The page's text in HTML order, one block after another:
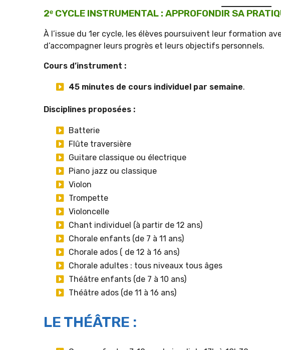
2ᵉ CYCLE INSTRUMENTAL : APPROFONDIR SA
À l’issue du 1er cycle, les élèves poursuivent leur formation
d’accompagner leurs progrès et leurs objectifs personnels.
Cours d’instrument :
45 minutes de cours individuel par semaine.
Disciplines proposées :
Batterie
Flûte traversière
Guitare classique ou électrique
Piano jazz ou classique
Violon
Trompette
Violoncelle
Chant individuel (à partir de 12 ans)
Chorale enfants (de 7 à 11 ans)
Chorale ados ( de 12 à 16 ans)
Chorale adultes : tous niveaux tous âges
Théâtre enfants (de 7 à 10 ans)
Théâtre ados (de 11 à 16 ans)
LE THÉÂTRE :